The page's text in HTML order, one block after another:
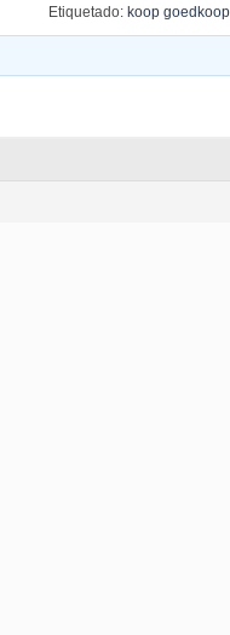
Etiquetado: koop